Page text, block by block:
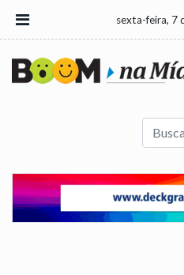
sexta-feira, 7
Buscar